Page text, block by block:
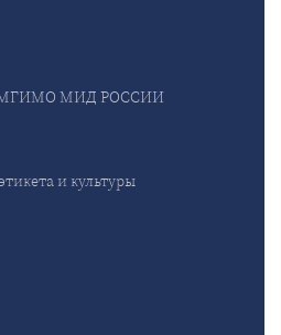
МГИМО МИД РОССИИ
и культуры